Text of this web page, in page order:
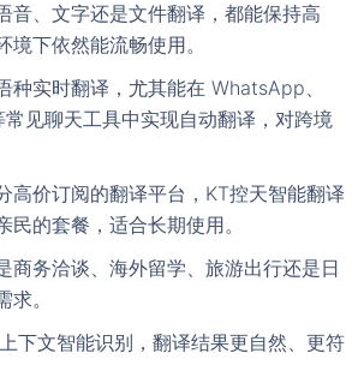
音、文字还是文件翻译，都能保持高
下依然能流畅使用。
种实时翻译，尤其能在 WhatsApp、
见聊天工具中实现自动翻译，对跨境
高价订阅的翻译平台，KT控天智能翻译
民的套餐，适合长期使用。
商务洽谈、海外留学、旅游出行还是日
。
上下文智能识别，翻译结果更自然、更符